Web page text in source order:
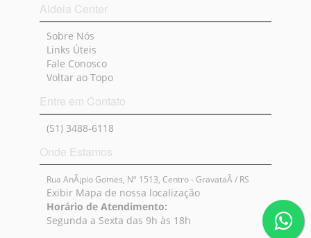
Aldeia Center
Sobre Nós
Links Úteis
Fale Conosco
Voltar ao Topo
Entre em Contato
(51) 3488-6118
Onde Estamos
Rua AnÃ¡pio Gomes, Nº 1513, Centro- GravataÃ­ / RS
Exibir Mapa de nossa localização
Horário de Atendimento:
Segunda a Sexta das 9h às 18h